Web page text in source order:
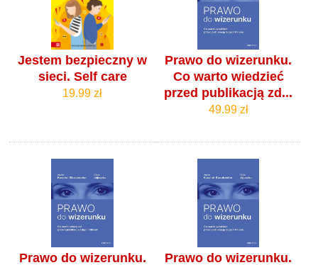
Jestem bezpieczny w
sieci. Self care
19.99 zł
Prawo do wizerunku.
Co warto wiedzieć
przed publikacją zd...
49.99 zł
Prawo do wizerunku.
Prawo do wizerunku.